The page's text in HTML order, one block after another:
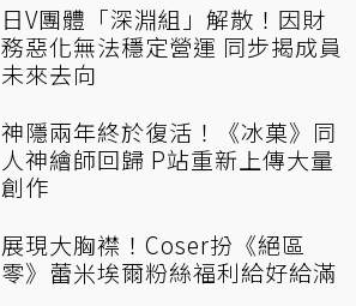
日V團體「深淵組」解散！因財
務惡化無法穩定營運 同步揭成員
未來去向
神隱兩年終於復活！《冰菓》同
人神繪師回歸 P站重新上傳大量
創作
展現大胸襟！Coser扮《絕區
零》蕾米埃爾粉絲福利給好給滿